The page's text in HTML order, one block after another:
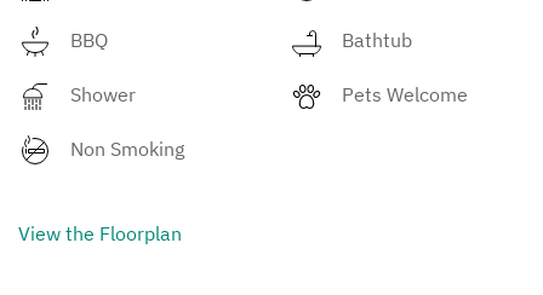
BBQ Bathtub
Shower Pets Welcome
Non Smoking
View the Floorplan